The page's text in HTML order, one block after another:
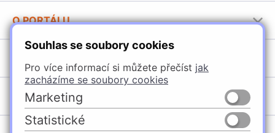
Souhlas se soubory cookies
Pro více informací si můžete přečíst jak
zacházíme se soubory cookies
Marketing
Statistické
Stavební katalog Häfele
Brožury Häfele
O PORTÁLU
Provozovatel portálu
Jak používat portál
Úchytky
Nábytkové kování
Vybavení kuchyní
POBOČKY
Špačince